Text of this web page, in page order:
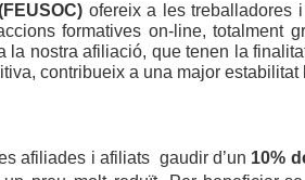
ofereix a les treballadores
formatives on-line, totalment
la nostra afiliació, que tenen la
contribueix a una major estabilitat
afiliades i afiliats gaudir d’un 10%